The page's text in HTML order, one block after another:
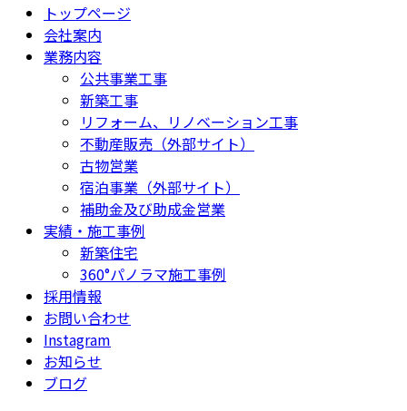
トップページ
会社案内
業務内容
公共事業工事
新築工事
リフォーム、リノベーション工事
不動産販売（外部サイト）
古物営業
宿泊事業（外部サイト）
補助金及び助成金営業
実績・施工事例
新築住宅
360°パノラマ施工事例
採用情報
お問い合わせ
Instagram
お知らせ
ブログ